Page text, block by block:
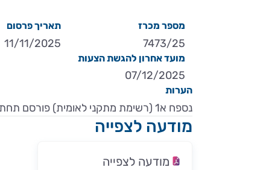
מספר מכרז
7473/25
תאריך פרסום
11/11/2025
מועד אחרון להגשת הצעות
07/12/2025
הערות
נספח א1 (רשימת מתקני לאומית) פורסם תחת קבצים נלווים
מודעה לצפייה
מודעה לצפייה